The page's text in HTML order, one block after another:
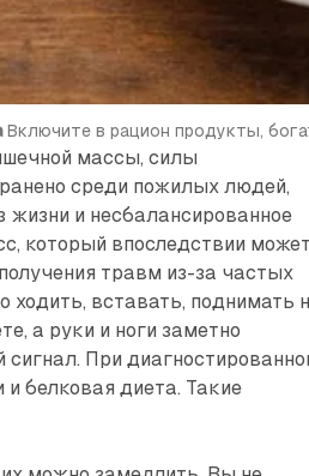
Включите в рацион продукты,
массы, силы
среди пожилых людей,
и несбалансированное
который впоследствии
травм из-за частых
ходить, вставать, поднимать
а руки и ноги заметно
При
белковая диета. Такие